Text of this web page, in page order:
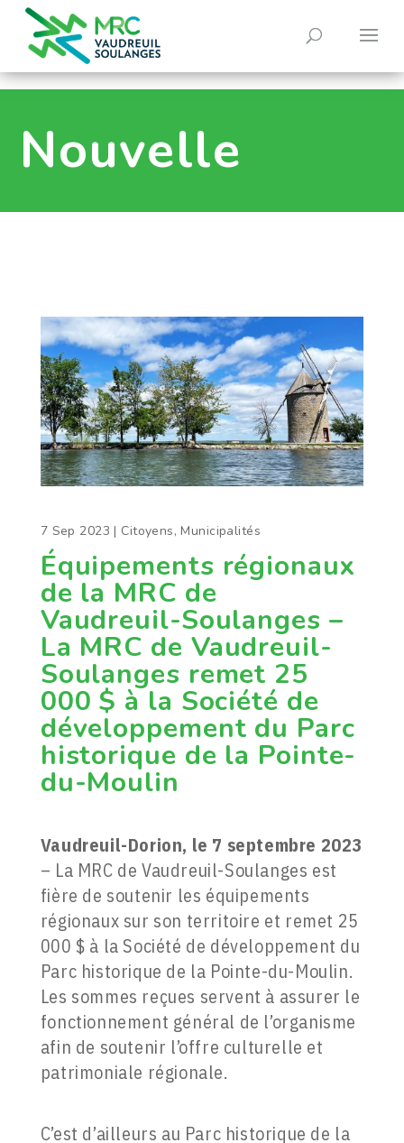
Nouvelle
Équipements régionaux
de la MRC de
Vaudreuil-Soulanges –
La MRC de Vaudreuil-
Soulanges remet 25
000 $ à la Société de
développement du Parc
historique de la Pointe-
du-Moulin
7 Sep 2023 | Citoyens,Municipalités
Vaudreuil-Dorion, le 7 septembre 2023
– La MRC de Vaudreuil-Soulanges est
fière de soutenir les équipements
régionaux sur son territoire et remet 25
000 $ à la Société de développement du
Parc historique de la Pointe-du-Moulin.
Les sommes reçues servent à assurer le
fonctionnement général de l’organisme
afin de soutenir l’offre culturelle et
patrimoniale régionale.
C’est d’ailleurs au Parc historique de la